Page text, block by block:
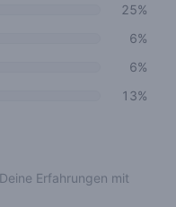
25%
6%
6%
13%
Erfahrungen mit